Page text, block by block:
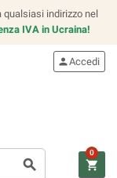
qualsiasi indirizzo nel
IVA in Ucraina!
search
personAccedi
shopping_cart
0